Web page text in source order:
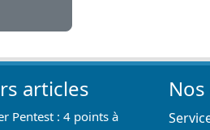
articles
Pentest : 4 points à